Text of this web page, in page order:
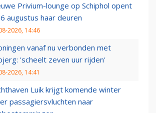
Privium-lounge op Schiphol opent
augustus haar deuren
2026, 14:46
vanaf nu verbonden met
'scheelt zeven uur rijden'
2026, 14:41
Luik krijgt komende winter
passagiersvluchten naar